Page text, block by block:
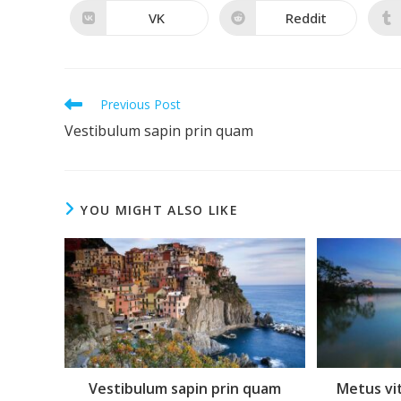
new
window
new
window
Opens
VK Opens
Reddit
Read
articles
Previous Post
Vestibulum sapin prin quam
YOU MIGHT ALSO LIKE
Vestibulum sapin prin quam Metus